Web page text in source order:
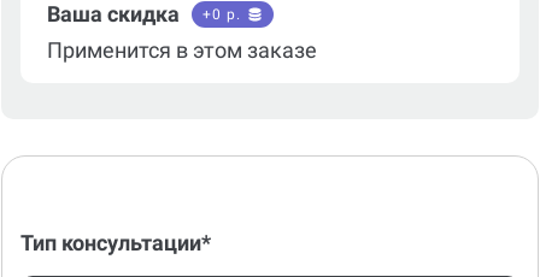
Применится в этом заказе